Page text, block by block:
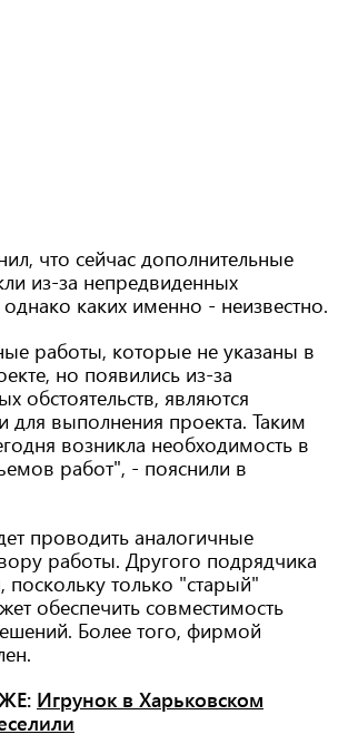
что сейчас дополнительные
из-за непредвиденных
однако каких именно - неизвестно.
работы, которые не указаны в
но появились из-за
обстоятельств, являются
выполнения проекта. Таким
возникла необходимость в
работ", - пояснили в
проводить аналогичные
работы. Другого подрядчика
поскольку только "старый"
обеспечить совместимость
Более того, фирмой
Игрунок в Харьковском